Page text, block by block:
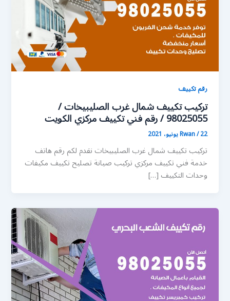
رقم تكييف
تركيب تكييف شمال غرب الصليبيخات /
98025055 / رقم فني تكييف مركزي الكويت
Rwan/22 يونيو، 2021
تركيب تكييف شمال غرب الصليبيخات نقدم لكم رقم هاتف
خدمة فني تكييف مركزي تركيب صيانة تصليح تكييف مكيفات
وحدات التكييف […]